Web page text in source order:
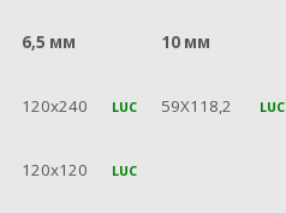
6,5 мм 10 мм
120x240 LUC 59X118,2 LUC
120x120 LUC